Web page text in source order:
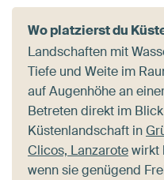
Wo platzierst du
Landschaften mit
Tiefe und Weite im
auf Augenhöhe an
Betreten direkt im
Küstenlandschaft in
Clicos, Lanzarotewirkt
wenn sie genügend